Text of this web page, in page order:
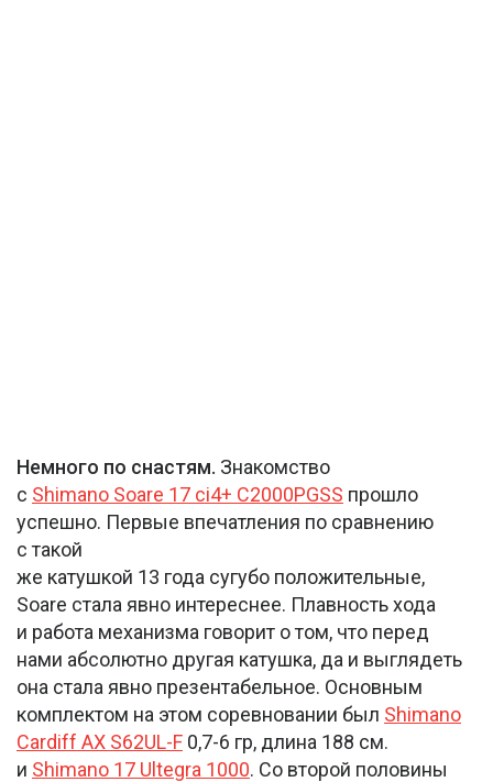
Немного по снастям. Знакомство
с Shimano Soare 17 ci4+ C2000PGSS прошло
успешно. Первые впечатления по сравнению
с такой
же катушкой 13 года сугубо положительные,
Soare стала явно интереснее. Плавность хода
и работа механизма говорит о том, что перед
нами абсолютно другая катушка, да и выглядеть
она стала явно презентабельное. Основным
комплектом на этом соревновании был Shimano
Cardiff AX S62UL-F 0,7-6 гр, длина 188 см.
и Shimano 17 Ultegra 1000. Со второй половины